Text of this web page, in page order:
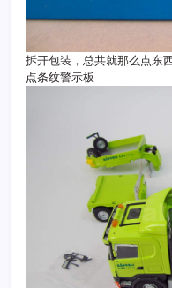
拆开包装，总共就那么点东
点条纹警示板